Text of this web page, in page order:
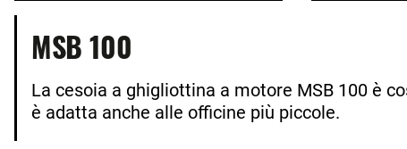
MSB 100
La cesoia a ghigliottina a motore MSB 100 è
è adatta anche alle officine più piccole.